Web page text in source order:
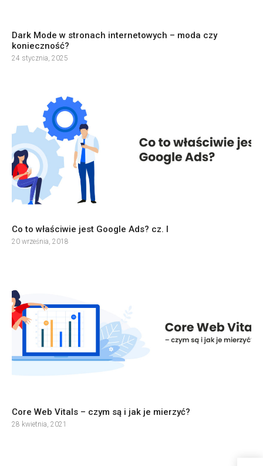
Dark Mode w stronach internetowych – moda czy
konieczność?
24 stycznia, 2025
Co to właściwie jest Google Ads? cz. I
20 września, 2018
Core Web Vitals – czym są i jak je mierzyć?
28 kwietnia, 2021